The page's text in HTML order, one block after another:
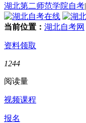
湖北第二师范学院自考|
当前位置： 湖北自考网
资料领取
1244
阅读量
视频课程
报名